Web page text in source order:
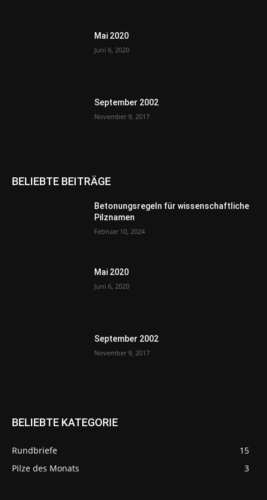
Mai 2020
Juni 6, 2020
September 2002
November 9, 2017
BELIEBTE BEITRÄGE
Betonungsregeln für wissenschaftliche
Pilznamen
Februar 10, 2024
Mai 2020
Juni 6, 2020
September 2002
November 9, 2017
BELIEBTE KATEGORIE
Rundbriefe
15
Pilze des Monats
3